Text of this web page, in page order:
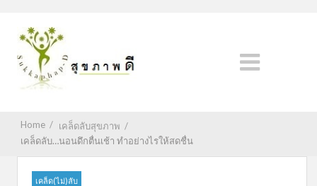
Home / เคล็ดลับสุขภาพ /
เคล็ดลับ…นอนดึกตื่นเช้า ทําอย่างไรให้สดชื่น
เคล็ด(ไม่)ลับ